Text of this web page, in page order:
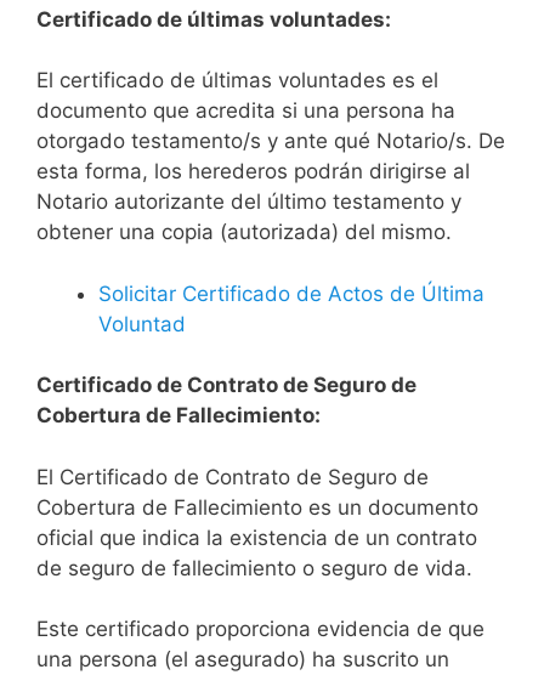
Certificado de últimas voluntades:
El certificado de últimas voluntades es el
documento que acredita si una persona ha
otorgado testamento/s y ante qué Notario/s. De
esta forma, los herederos podrán dirigirse al
Notario autorizante del último testamento y
obtener una copia (autorizada) del mismo.
Solicitar Certificado de Actos de Última
Voluntad
Certificado de Contrato de Seguro de
Cobertura de Fallecimiento:
El Certificado de Contrato de Seguro de
Cobertura de Fallecimiento es un documento
oficial que indica la existencia de un contrato
de seguro de fallecimiento o seguro de vida.
Este certificado proporciona evidencia de que
una persona (el asegurado) ha suscrito un